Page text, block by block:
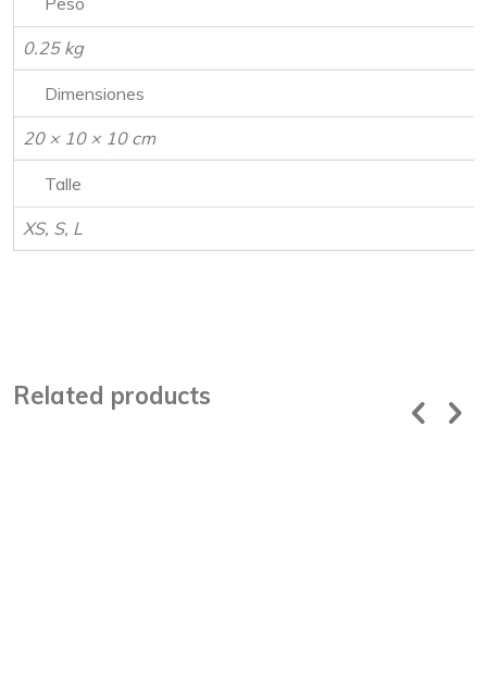
0.25 kg
Dimensiones
20 × 10 × 10 cm
Talle
XS, S, L
Related products